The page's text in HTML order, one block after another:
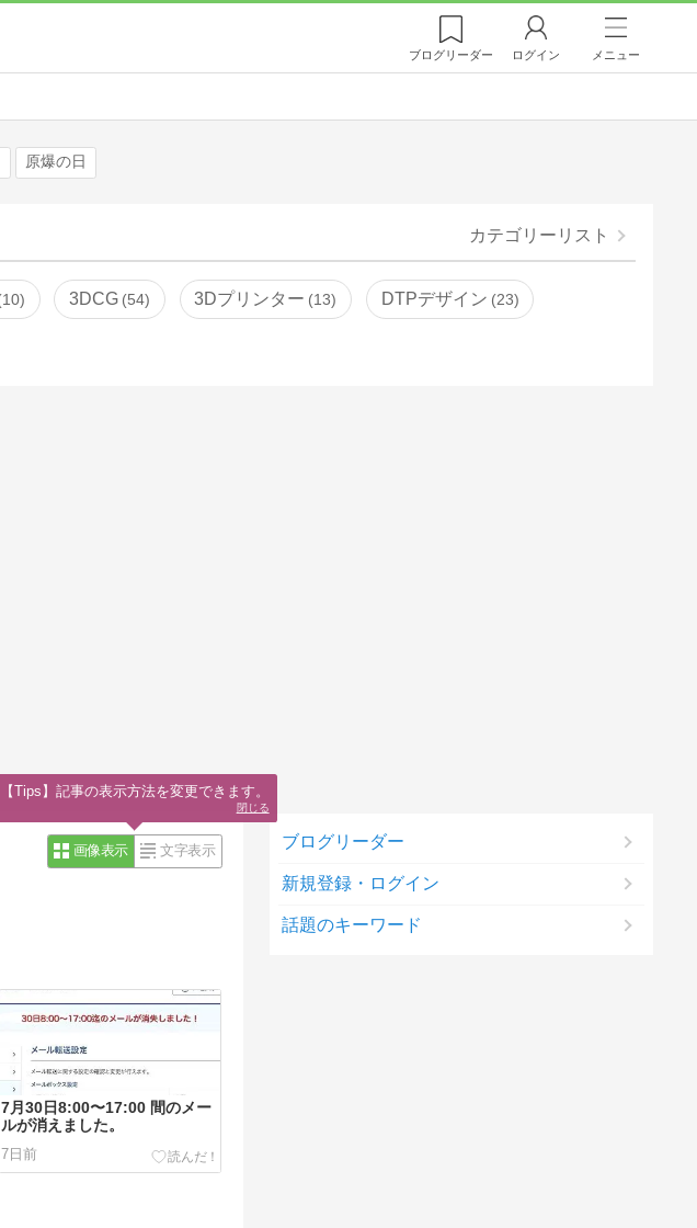
ブログリーダー ログイン メニュー
原爆の日
カテゴリーリスト
10 3DCG 54 3Dプリンター 13 DTPデザイン 23
画像表示 文字表示
7月30日8:00〜17:00 間のメー
ルが消えました。
7日前
ブログリーダー
新規登録・ログイン
話題のキーワード
【Tips】記事の表示方法を変更できます。
閉じる